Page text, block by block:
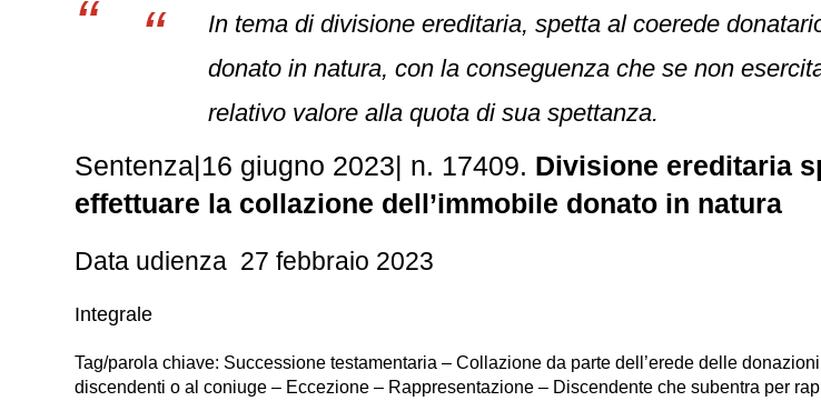
In tema di divisione ereditaria, spetta al coerede
donato in natura, con la conseguenza che se non
relativo valore alla quota di sua spettanza.
Sentenza|16 giugno 2023| n. 17409. Divisione ereditaria
effettuare la collazione dell’immobile donato in natura
Data udienza 27 febbraio 2023
Integrale
Tag/parola chiave: Successione testamentaria – Collazione da parte dell’erede delle
discendenti o al coniuge – Eccezione – Rappresentazione – Discendente che subentra per